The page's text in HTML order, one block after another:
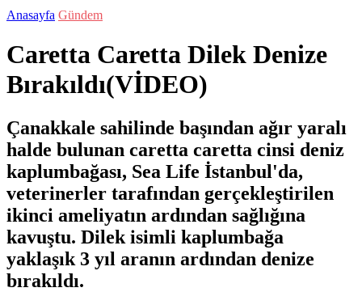
Anasayfa Gündem
Caretta Caretta Dilek Denize
Bırakıldı(VİDEO)
Çanakkale sahilinde başından ağır yaralı
halde bulunan caretta caretta cinsi deniz
kaplumbağası, Sea Life İstanbul'da,
veterinerler tarafından gerçekleştirilen
ikinci ameliyatın ardından sağlığına
kavuştu. Dilek isimli kaplumbağa
yaklaşık 3 yıl aranın ardından denize
bırakıldı.